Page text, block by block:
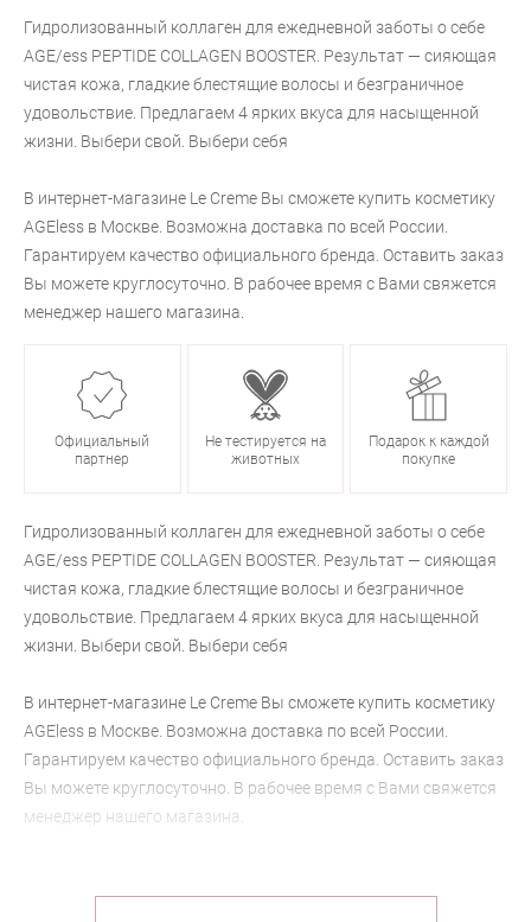
Гидролизованный коллаген для ежедневной заботы о себе
AGE/ess PEPTIDE COLLAGEN BOOSTER. Результат — сияющая
чистая кожа, гладкие блестящие волосы и безграничное
удовольствие. Предлагаем 4 ярких вкуса для насыщенной
жизни. Выбери свой. Выбери себя
В интернет-магазине Le Creme Вы сможете купить косметику
AGEless в Москве. Возможна доставка по всей России.
Гарантируем качество официального бренда. Оставить заказ
Вы можете круглосуточно. В рабочее время с Вами свяжется
менеджер нашего магазина.
Официальный
партнер
Не тестируется на
животных
Подарок к каждой
покупке
Гидролизованный коллаген для ежедневной заботы о себе
AGE/ess PEPTIDE COLLAGEN BOOSTER. Результат — сияющая
чистая кожа, гладкие блестящие волосы и безграничное
удовольствие. Предлагаем 4 ярких вкуса для насыщенной
жизни. Выбери свой. Выбери себя
В интернет-магазине Le Creme Вы сможете купить косметику
AGEless в Москве. Возможна доставка по всей России.
Гарантируем качество официального бренда. Оставить заказ
Вы можете круглосуточно. В рабочее время с Вами свяжется
менеджер нашего магазина.